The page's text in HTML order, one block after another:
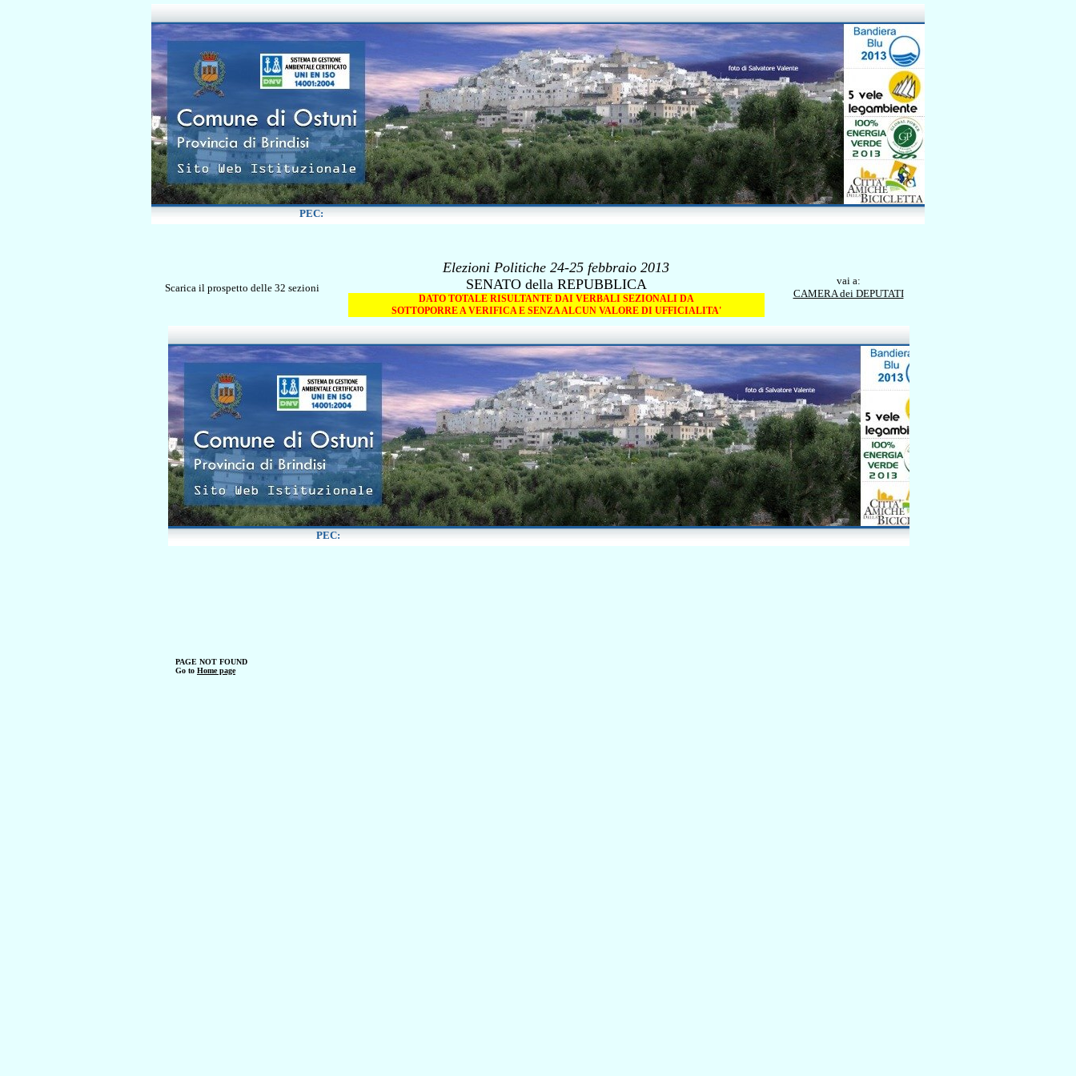
Scarica il prospetto delle 32 sezioni
Elezioni Politiche 24-25 febbraio 2013
SENATO della REPUBBLICA
DATO TOTALE RISULTANTE DAI VERBALI SEZIONALI DA
SOTTOPORRE A VERIFICA E SENZA ALCUN VALORE DI UFFICIALITA'
vai a:
CAMERA dei DEPUTATI